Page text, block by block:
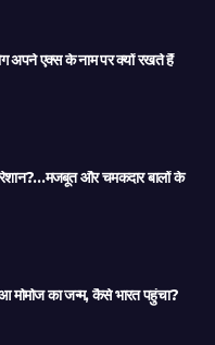
अपने एक्स के नाम पर क्यों रखते हैं
और चमकदार बालों के
मोमोज का जन्म, कैसे भारत पहुंचा?